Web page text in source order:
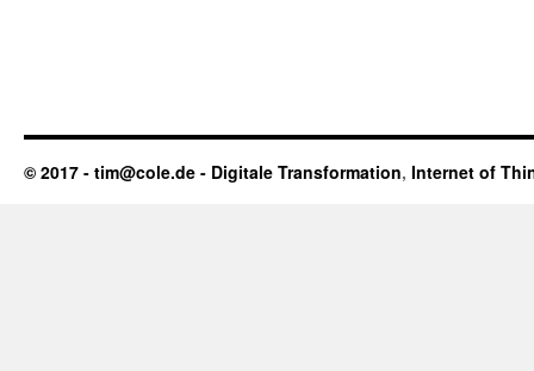
© 2017 - tim@cole.de - Digitale Transformation, Internet of